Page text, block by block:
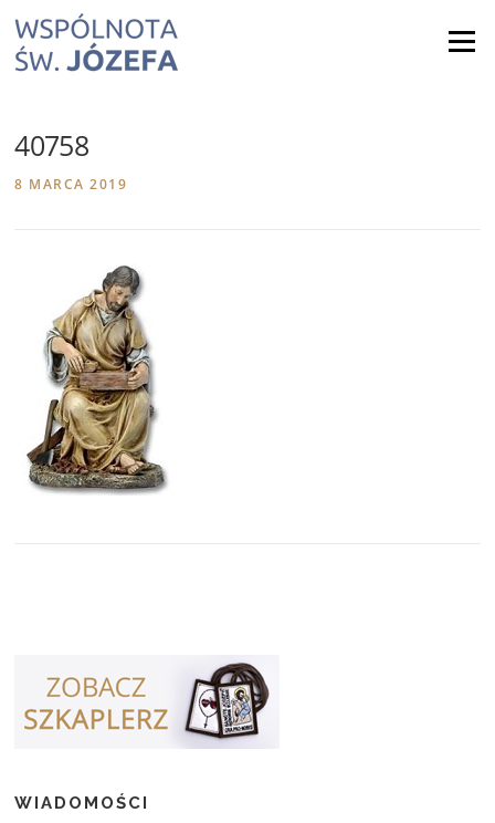
content
Menu
40758
8 MARCA 2019
WIADOMOŚCI